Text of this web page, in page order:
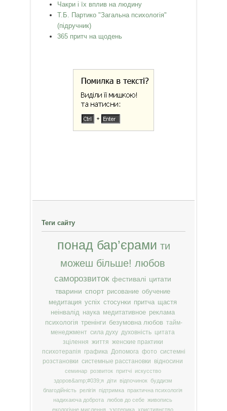
Чакри і їх вплив на людину
Т.Б. Партико "Загальна психологія"
(підручник)
365 притч на щодень
Теги сайту
понад бар’єрами ти
можеш більше! любов
саморозвиток фестивалі цитати
тварини спорт рисование обучение
медитация успіх стосунки притча щастя
неінвалід наука медитативное реклама
психологія тренінги безумовна любов тайм-
менеджмент сила духу духовність цитата
зцілення життя женские практики
психотерапія графика Допомога фото системні
розстановки системные расстановки відносини
семинар розвиток притчі
искусство
здоров&amp;#039;я
діти відпочинок буддизм
благодійність
релігія підтримка
практична психологія
надихаюча доброта
любов до себе живопись
екологічне мислення
эзотерика християнство